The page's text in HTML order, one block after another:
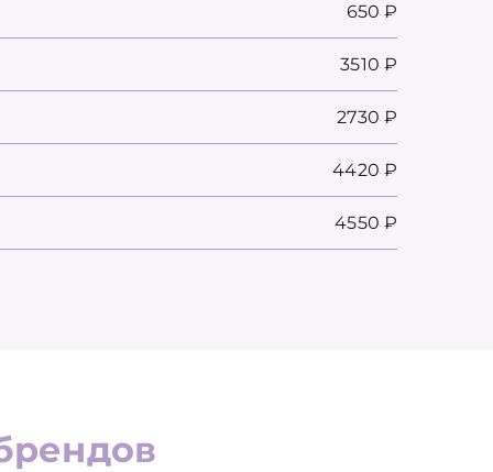
650 ₽
3510 ₽
2730 ₽
4420 ₽
4550 ₽